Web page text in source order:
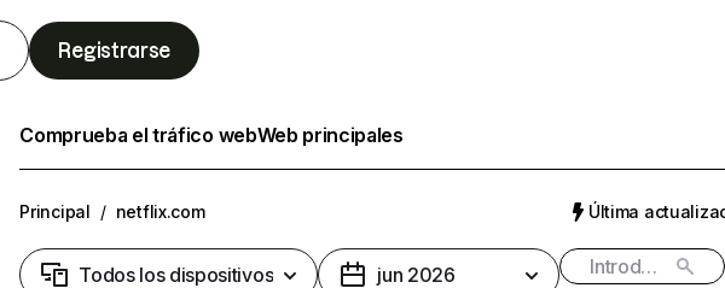
Registrarse
Comprueba el tráfico webWeb principales
Principal / netflix.com Última
Todos los dispositivos jun 2026